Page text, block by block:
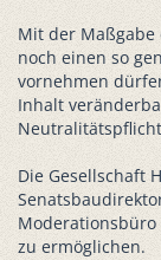
Mit der
noch einen so
vornehmen
Inhalt
Die Gesellschaft
zu ermöglichen.